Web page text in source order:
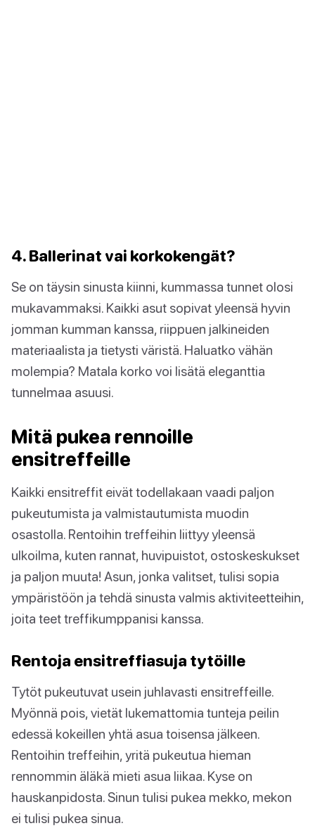
4. Ballerinat vai korkokengät?
Se on täysin sinusta kiinni, kummassa tunnet olosi
mukavammaksi. Kaikki asut sopivat yleensä hyvin
jomman kumman kanssa, riippuen jalkineiden
materiaalista ja tietysti väristä. Haluatko vähän
molempia? Matala korko voi lisätä eleganttia
tunnelmaa asuusi.
Mitä pukea rennoille
ensitreffeille
Kaikki ensitreffit eivät todellakaan vaadi paljon
pukeutumista ja valmistautumista muodin
osastolla. Rentoihin treffeihin liittyy yleensä
ulkoilma, kuten rannat, huvipuistot, ostoskeskukset
ja paljon muuta! Asun, jonka valitset, tulisi sopia
ympäristöön ja tehdä sinusta valmis aktiviteetteihin,
joita teet treffikumppanisi kanssa.
Rentoja ensitreffiasuja tytöille
Tytöt pukeutuvat usein juhlavasti ensitreffeille.
Myönnä pois, vietät lukemattomia tunteja peilin
edessä kokeillen yhtä asua toisensa jälkeen.
Rentoihin treffeihin, yritä pukeutua hieman
rennommin äläkä mieti asua liikaa. Kyse on
hauskanpidosta. Sinun tulisi pukea mekko, mekon
ei tulisi pukea sinua.